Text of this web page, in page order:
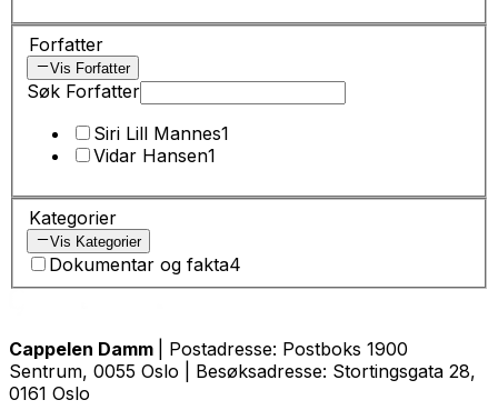
Forfatter
Vis Forfatter
Søk Forfatter
Siri Lill Mannes1
Vidar Hansen1
Kategorier
Vis Kategorier
Dokumentar og fakta4
Cappelen Damm
| Postadresse: Postboks 1900
Sentrum, 0055 Oslo | Besøksadresse: Stortingsgata 28,
0161 Oslo